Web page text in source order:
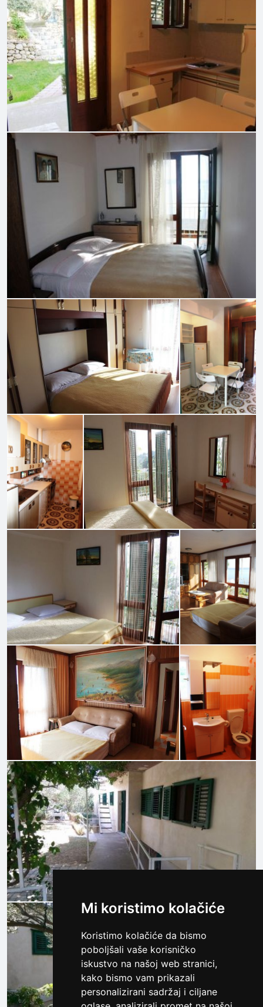
Mi koristimo kolačiće
Koristimo kolačiće da bismo
poboljšali vaše korisničko
iskustvo na našoj web stranici,
kako bismo vam prikazali
personalizirani sadržaj i ciljane